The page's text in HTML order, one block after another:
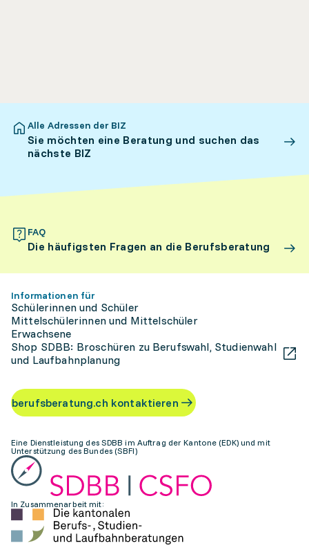
Alle Adressen der BIZ
Sie möchten eine Beratung und suchen das
nächste BIZ
FAQ
Die häufigsten Fragen an die Berufsberatung
Informationen für
Schülerinnen und Schüler
Mittelschülerinnen und Mittelschüler
Erwachsene
Shop SDBB: Broschüren zu Berufswahl, Studienwahl
und Laufbahnplanung
berufsberatung.ch kontaktieren
Eine Dienstleistung des SDBB im Auftrag der Kantone (EDK) und mit
Unterstützung des Bundes (SBFI)
In Zusammenarbeit mit: